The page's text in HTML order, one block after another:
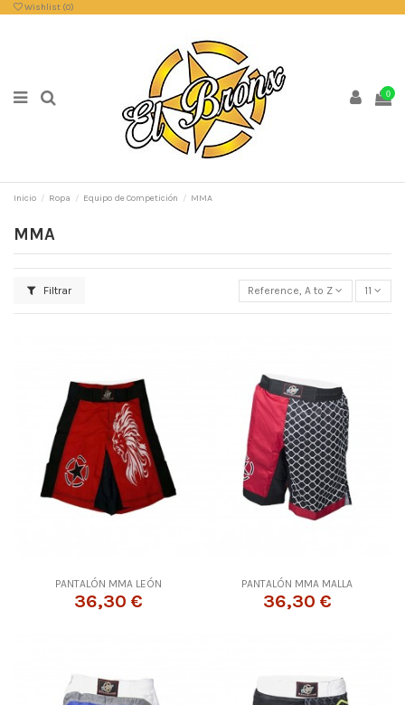
Wishlist (0)
0
Inicio Ropa Equipo de Competición MMA
MMA
Filtrar Reference, A to Z 11
PANTALÓN MMA LEÓN
36,30 €
PANTALÓN MMA MALLA
36,30 €